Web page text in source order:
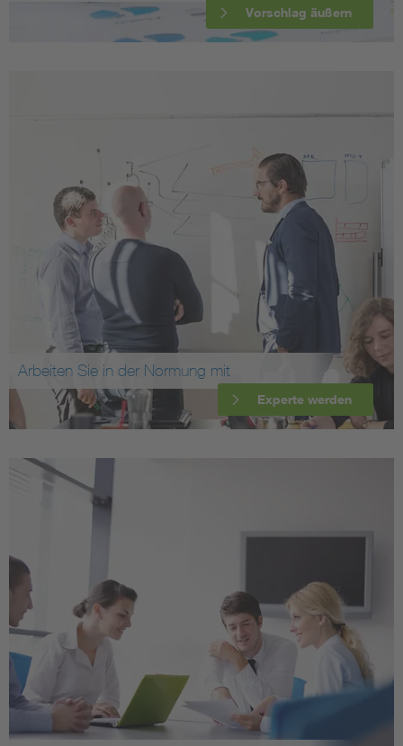
Vorschlag äußern
Arbeiten Sie in der Normung mit
Experte werden